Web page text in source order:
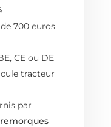
700 euros
CE ou DE
tracteur
par